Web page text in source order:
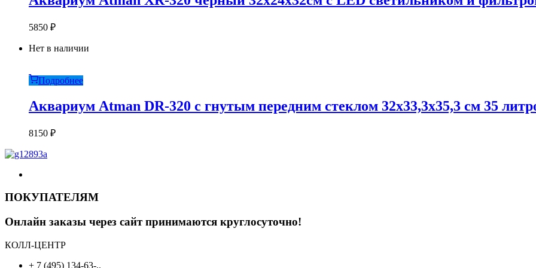
5850 ₽
Нет в наличии
Подробнее
Аквариум Atman DR-320 c гнутым передним стеклом 32х33,3х35,3 см 35
8150 ₽
ПОКУПАТЕЛЯМ
Онлайн заказы через сайт принимаются круглосуточно!
КОЛЛ-ЦЕНТР
+ 7 (495) 134-63-..